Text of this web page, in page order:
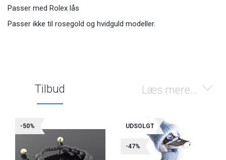
Passer med Rolex lås
Passer ikke til rosegold og hvidguld modeller.
Læs mere...
Tilbud
-50% UDSOLGT
-47%